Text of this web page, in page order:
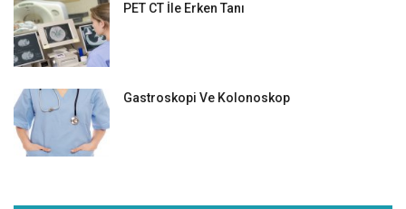
PET CT İle Erken Tanı
Gastroskopi Ve Kolonoskop